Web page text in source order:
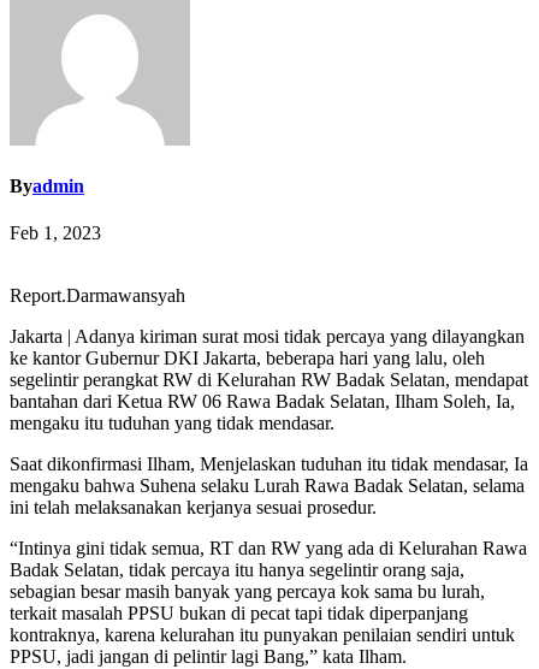
Byadmin
Feb 1, 2023
Report.Darmawansyah
Jakarta | Adanya kiriman surat mosi tidak percaya yang dilayangkan
ke kantor Gubernur DKI Jakarta, beberapa hari yang lalu, oleh
segelintir perangkat RW di Kelurahan RW Badak Selatan, mendapat
bantahan dari Ketua RW 06 Rawa Badak Selatan, Ilham Soleh, Ia,
mengaku itu tuduhan yang tidak mendasar.
Saat dikonfirmasi Ilham, Menjelaskan tuduhan itu tidak mendasar, Ia
mengaku bahwa Suhena selaku Lurah Rawa Badak Selatan, selama
ini telah melaksanakan kerjanya sesuai prosedur.
“Intinya gini tidak semua, RT dan RW yang ada di Kelurahan Rawa
Badak Selatan, tidak percaya itu hanya segelintir orang saja,
sebagian besar masih banyak yang percaya kok sama bu lurah,
terkait masalah PPSU bukan di pecat tapi tidak diperpanjang
kontraknya, karena kelurahan itu punyakan penilaian sendiri untuk
PPSU, jadi jangan di pelintir lagi Bang,” kata Ilham.